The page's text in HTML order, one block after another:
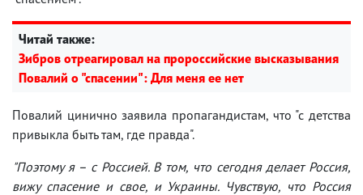
Читай также:
Зибров отреагировал на пророссийские высказывания
Повалий о "спасении": Для меня ее нет
Повалий цинично заявила пропагандистам, что "с детства
привыкла быть там, где правда".
"Поэтому я – с Россией. В том, что сегодня делает Россия,
вижу спасение и свое, и Украины. Чувствую, что Россия